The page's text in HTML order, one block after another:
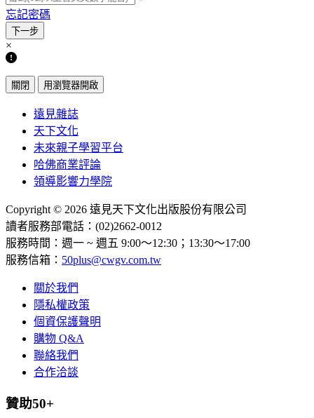
忘記密碼
×
關閉 用瀏覽器開啟
遠見雜誌
天下文化
未來親子學習平台
哈佛商業評論
領導影響力學院
Copyright © 2026 遠見天下文化出版股份有限公司
讀者服務部電話：(02)2662-0012
服務時間：週一 ~ 週五 9:00～12:30；13:30～17:00
服務信箱： 50plus@cwgv.com.tw
關於我們
隱私權政策
個資保護聲明
購物 Q&A
聯絡我們
合作洽談
贊助50+